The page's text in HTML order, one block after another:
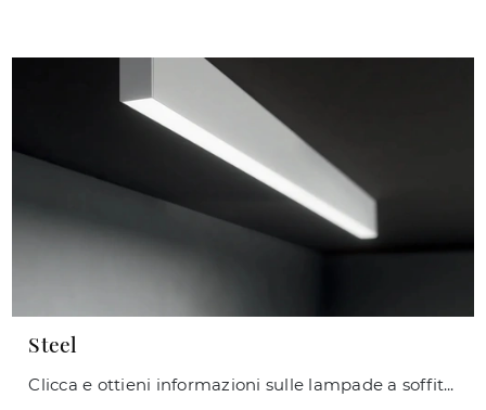
Steel
Clicca e ottieni informazioni sulle lampade a soffitto di Ideal Lux: il modello Steel in metallo ti sta aspettando!